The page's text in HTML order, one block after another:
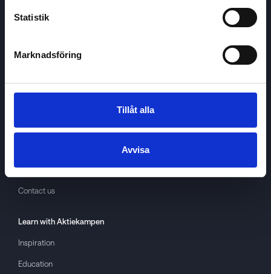
Statistik
Marknadsföring
Tillåt alla
Avvisa
AboutAktiekampen
About cookies
GDPR
Contact us
Learn with Aktiekampen
Inspiration
Education